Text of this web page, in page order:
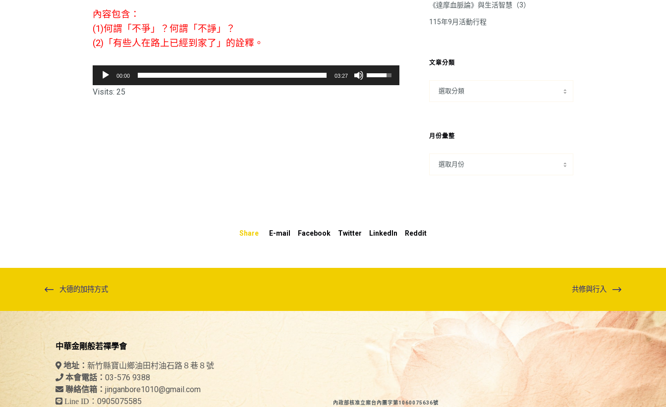
內容包含：
(1)何謂「不爭」？何謂「不諍」？
(2)「有些人在路上已經到家了」的詮釋。
訊
00:00 03:27
使
用
低
Visits: 25
《達摩血脈論》與生活智慧（3）
115年9月活動行程
文章分類
月份彙整
Share E-mail Facebook Twitter LinkedIn Reddit
大德的加持方式 共修與行入
中華金剛般若禪學會
地址： 新竹縣寶山鄉油田村油石路８巷８號
本會電話： 03-576 9388
聯絡信箱： jinganbore1010@gmail.com
Line ID： 0905075585 內政部核准立案台內團字第1060075636號